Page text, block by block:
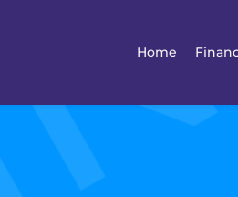
Home